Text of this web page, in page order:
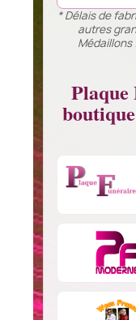
* Délais de
autres
Médaillons